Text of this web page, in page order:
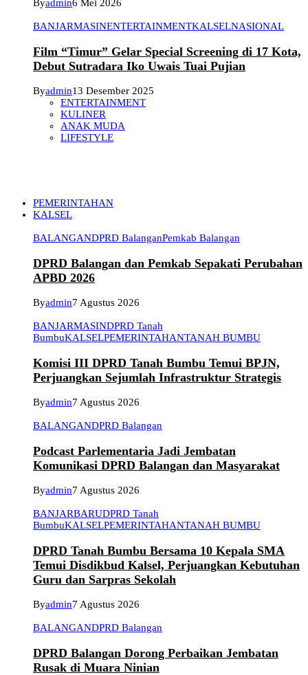
Byadmin6 Mei 2026
BANJARMASINENTERTAINMENTKALSELNASIONAL
Film “Timur” Gelar Special Screening di 17 Kota,
Debut Sutradara Iko Uwais Tuai Pujian
Byadmin13 Desember 2025
ENTERTAINMENT
KULINER
ANAK MUDA
LIFESTYLE
PEMERINTAHAN
KALSEL
BALANGANDPRD BalanganPemkab Balangan
DPRD Balangan dan Pemkab Sepakati Perubahan
APBD 2026
Byadmin7 Agustus 2026
BANJARMASINDPRD Tanah
BumbuKALSELPEMERINTAHANTANAH BUMBU
Komisi III DPRD Tanah Bumbu Temui BPJN,
Perjuangkan Sejumlah Infrastruktur Strategis
Byadmin7 Agustus 2026
BALANGANDPRD Balangan
Podcast Parlementaria Jadi Jembatan
Komunikasi DPRD Balangan dan Masyarakat
Byadmin7 Agustus 2026
BANJARBARUDPRD Tanah
BumbuKALSELPEMERINTAHANTANAH BUMBU
DPRD Tanah Bumbu Bersama 10 Kepala SMA
Temui Disdikbud Kalsel, Perjuangkan Kebutuhan
Guru dan Sarpras Sekolah
Byadmin7 Agustus 2026
BALANGANDPRD Balangan
DPRD Balangan Dorong Perbaikan Jembatan
Rusak di Muara Ninian